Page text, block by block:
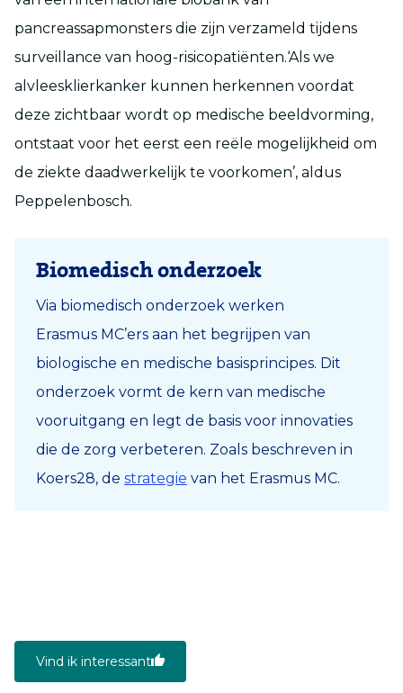
pancreassapmonsters die zijn verzameld tijdens
surveillance van hoog-risicopatiënten.‘Als we
alvleesklierkanker kunnen herkennen voordat
deze zichtbaar wordt op medische beeldvorming,
ontstaat voor het eerst een reële mogelijkheid om
de ziekte daadwerkelijk te voorkomen’, aldus
Peppelenbosch.
Biomedisch onderzoek
Via biomedisch onderzoek werken
Erasmus MC’ers aan het begrijpen van
biologische en medische basisprincipes. Dit
onderzoek vormt de kern van medische
vooruitgang en legt de basis voor innovaties
die de zorg verbeteren. Zoals beschreven in
Koers28, de strategie van het Erasmus MC.
Vind ik interessant